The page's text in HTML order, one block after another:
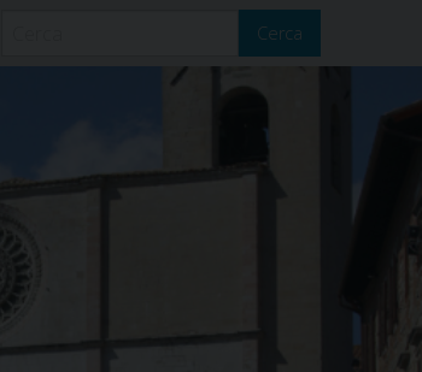
Cerca